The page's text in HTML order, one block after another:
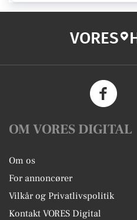
VORES
OM VORES DIGITAL
Om os
For annoncører
Vilkår og Privatlivspolitik
Kontakt VORES Digital